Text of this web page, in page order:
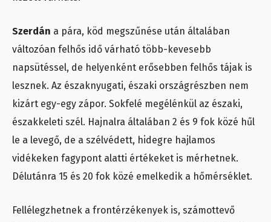
Szerdán a pára, köd megszűnése után általában
változóan felhős idő várható több-kevesebb
napsütéssel, de helyenként erősebben felhős tájak is
lesznek. Az északnyugati, északi országrészben nem
kizárt egy-egy zápor. Sokfelé megélénkül az északi,
északkeleti szél. Hajnalra általában 2 és 9 fok közé hűl
le a levegő, de a szélvédett, hidegre hajlamos
vidékeken fagypont alatti értékeket is mérhetnek.
Délutánra 15 és 20 fok közé emelkedik a hőmérséklet.
Fellélegzhetnek a frontérzékenyek is, számottevő